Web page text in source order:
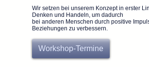
Wir setzen bei unserem Konzept in erster
Denken und Handeln, um dadurch
bei anderen Menschen durch positive
Beziehungen zu verbessern.
Workshop-Termine